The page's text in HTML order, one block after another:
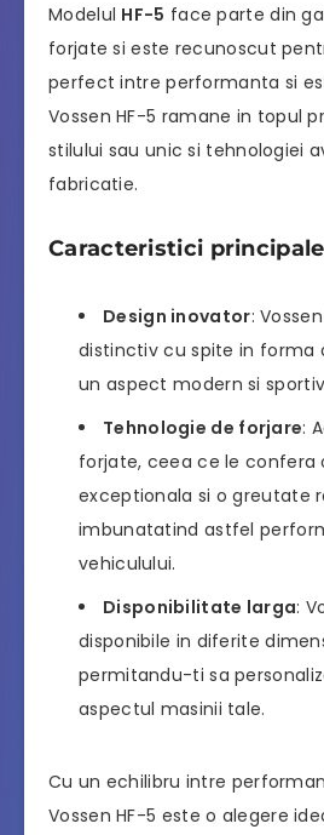
Modelul HF-5 face parte din
forjate si este recunoscut
perfect intre performanta si
Vossen HF-5 ramane in topul
stilului sau unic si tehnologiei
fabricatie.
Caracteristici
Design inovator:
distinctiv cu spite in forma
un aspect modern si
Tehnologie de forjare:
forjate, ceea ce le confera
exceptionala si o greutate
imbunatatind astfel
vehiculului.
Disponibilitate larga:
disponibile in diferite
permitandu-ti sa
aspectul masinii tale.
Cu un echilibru intre
Vossen HF-5 este o alegere